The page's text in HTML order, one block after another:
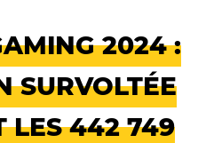
2024 :
SURVOLTÉE
LES 442 749